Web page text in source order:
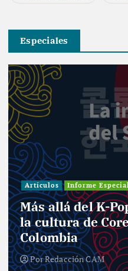
Especiales
Investigación
Informe Especial
Entre curules y
el desafío de las
nuevo Congreso
PorRedacción CAM